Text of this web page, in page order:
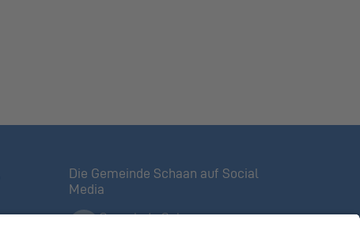
Die Gemeinde Schaan auf Social
Media
Gemeinde Schaan